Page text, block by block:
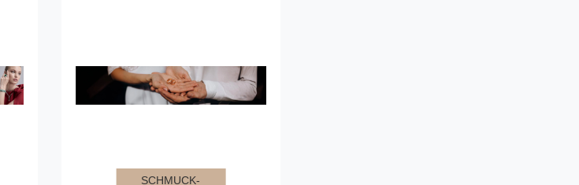
SCHMUCK-